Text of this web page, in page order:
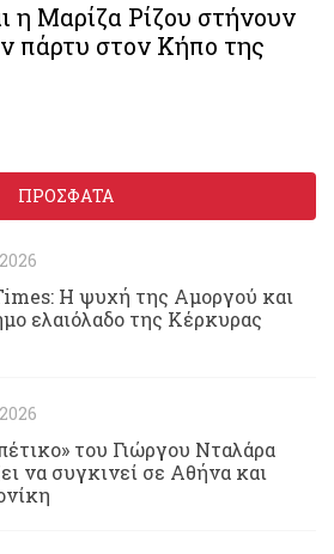
η Μαρίζα Ρίζου στήνουν
πάρτυ στον Κήπο της
ΠΡΟΣΦΑΤΑ
H ψυχή της Αμοργού και
ελαιόλαδο της Κέρκυρας
του Γιώργου Νταλάρα
να συγκινεί σε Αθήνα και